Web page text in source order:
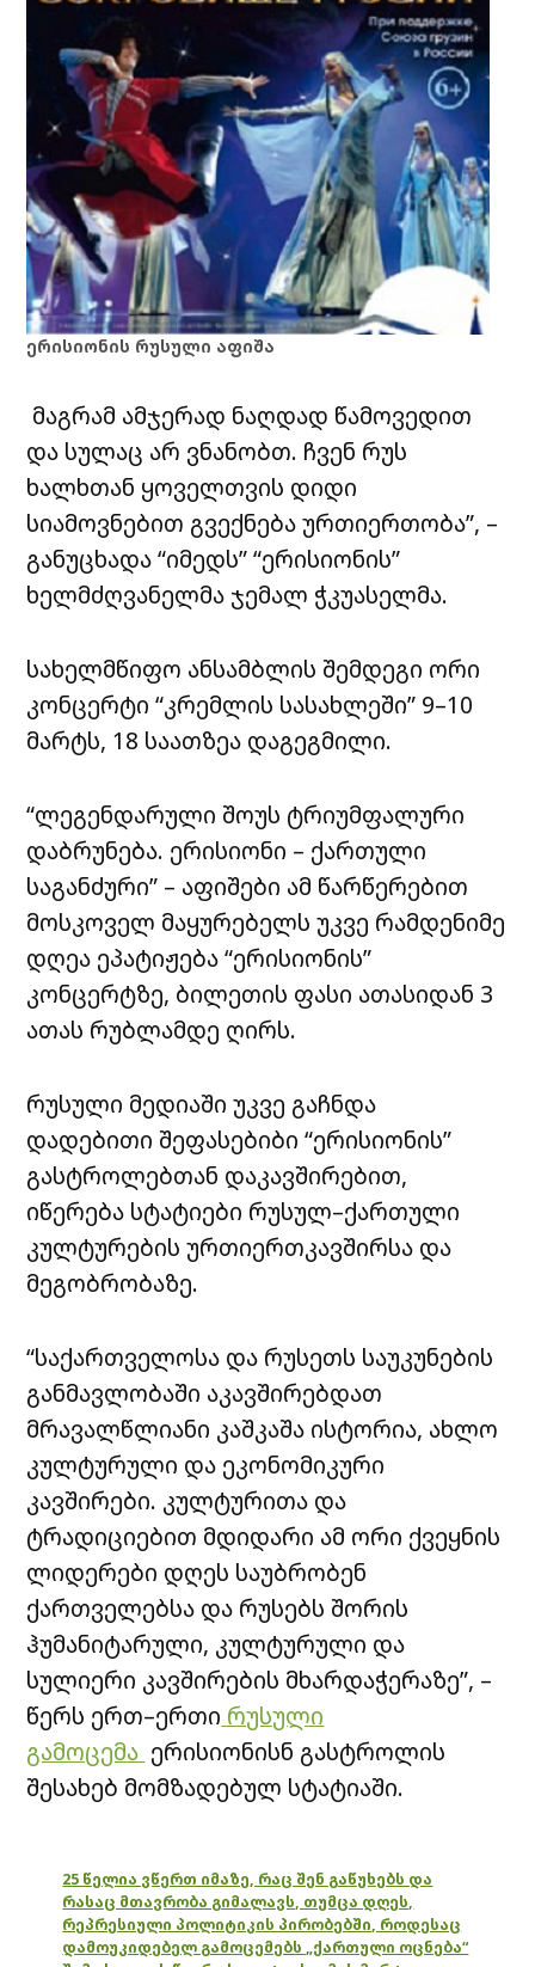
ერისიონის რუსული აფიშა
მაგრამ ამჯერად ნაღდად წამოვედით
და სულაც არ ვნანობთ. ჩვენ რუს
ხალხთან ყოველთვის დიდი
სიამოვნებით გვექნება ურთიერთობა”, –
განუცხადა “იმედს” “ერისიონის”
ხელმძღვანელმა ჯემალ ჭკუასელმა.
სახელმწიფო ანსამბლის შემდეგი ორი
კონცერტი “კრემლის სასახლეში” 9–10
მარტს, 18 საათზეა დაგეგმილი.
“ლეგენდარული შოუს ტრიუმფალური
დაბრუნება. ერისიონი – ქართული
საგანძური” – აფიშები ამ წარწერებით
მოსკოველ მაყურებელს უკვე რამდენიმე
დღეა ეპატიჟება “ერისიონის”
კონცერტზე, ბილეთის ფასი ათასიდან 3
ათას რუბლამდე ღირს.
რუსული მედიაში უკვე გაჩნდა
დადებითი შეფასებიბი “ერისიონის”
გასტროლებთან დაკავშირებით,
იწერება სტატიები რუსულ–ქართული
კულტურების ურთიერთკავშირსა და
მეგობრობაზე.
“საქართველოსა და რუსეთს საუკუნების
განმავლობაში აკავშირებდათ
მრავალწლიანი კაშკაშა ისტორია, ახლო
კულტურული და ეკონომიკური
კავშირები. კულტურითა და
ტრადიციებით მდიდარი ამ ორი ქვეყნის
ლიდერები დღეს საუბრობენ
ქართველებსა და რუსებს შორის
ჰუმანიტარული, კულტურული და
სულიერი კავშირების მხარდაჭერაზე”, –
წერს ერთ–ერთი რუსული
გამოცემა ერისიონისნ გასტროლის
შესახებ მომზადებულ სტატიაში.
25 წელია ვწერთ იმაზე, რაც შენ გაწუხებს და
რასაც მთავრობა გიმალავს, თუმცა დღეს,
რეპრესიული პოლიტიკის პირობებში, როდესაც
დამოუკიდებელ გამოცემებს „ქართული ოცნება“